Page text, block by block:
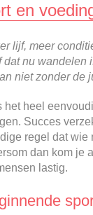
en
lijf, meer
dat nu wandelen
niet zonder de
het heel
Succes
regel dat wie
dan kom je
lastig.